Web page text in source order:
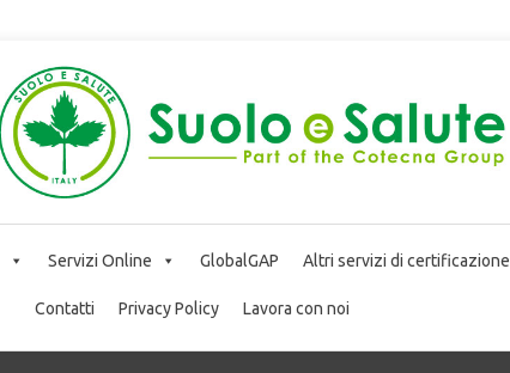
Servizi Online GlobalGAP Altri servizi di certificazione
Contatti Privacy Policy Lavora con noi